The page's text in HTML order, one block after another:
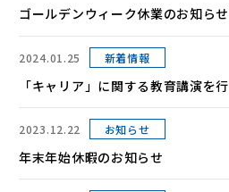
ゴールデンウィーク休業のお知らせ
2024.01.25 新着情報
「キャリア」に関する教育講演を
2023.12.22 お知らせ
年末年始休暇のお知らせ